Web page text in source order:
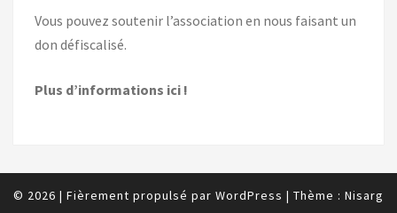
Vous pouvez soutenir l’association en nous faisant un
don défiscalisé.
Plus d’informations ici !
© 2026 | Fièrement propulsé par WordPress | Thème : Nisarg